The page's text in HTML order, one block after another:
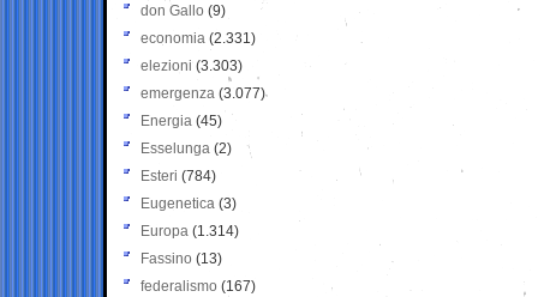
don Gallo (9)
economia (2.331)
elezioni (3.303)
emergenza (3.077)
Energia (45)
Esselunga (2)
Esteri (784)
Eugenetica (3)
Europa (1.314)
Fassino (13)
federalismo (167)